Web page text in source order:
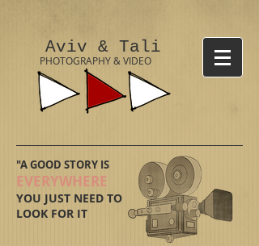
Aviv & Tali
PHOTOGRAPHY & VIDEO
"A GOOD STORY IS
EVERYWHERE
YOU JUST NEED TO
LOOK FOR IT